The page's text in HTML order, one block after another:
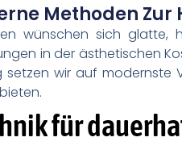
Methoden
wünschen sich
in der ästhetischen
setzen wir auf modernste
für